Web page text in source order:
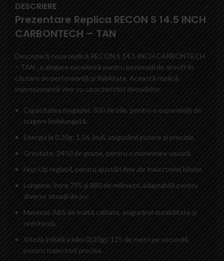
DESCRIERE
Prezentare Replica RECON S 14.5 INCH
CARBONTECH – TAN
Descoperă noua replică RECON S 14.5 INCH CARBONTECH
– TAN , o alegere excelentă pentru pasionații de airsoft în
căutare de performanță și fiabilitate. Această replică
impresionantă vine cu caracteristici deosebite:
Capacitatea magaziei: 300 de bile, pentru o experiență de
tragere îndelungată.
Energia la 0,20g: 1.56 Jouli, asigurând putere și precizie.
Greutate: 2450 de grame, pentru o manevrare ușoară.
Hop-Up reglabil, pentru ajustări fine ale traiectoriei bilelor.
Lungime: între 795 și 880 de milimetri, adaptabilă pentru
diverse situații de joc.
Material: ABS de înaltă calitate, asigurând durabilitate și
rezistență.
Viteză inițială a bilei (0,20g): 125 de metri pe secundă,
pentru traiectorii precise.